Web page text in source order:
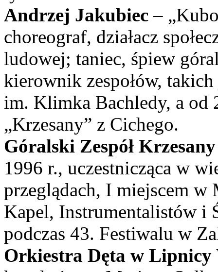
Andrzej Jakubiec –
choreograf, działacz
ludowej; taniec, śpiew
kierownik zespołów,
im. Klimka Bachledy, a od
„Krzesany” z Cichego.
Góralski Zespół
1996 r., uczestnicząca w
przeglądach, I miejscem
Kapel, Instrumentalistów i
podczas 43. Festiwalu w
Orkiestra Dęta w